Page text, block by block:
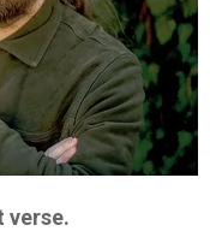
verse.